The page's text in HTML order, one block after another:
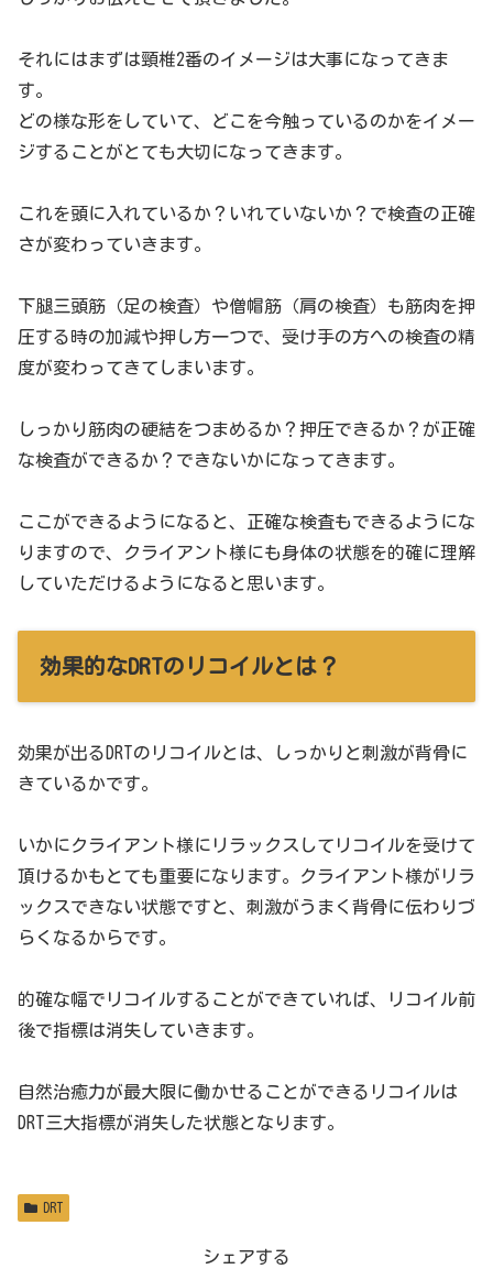
それにはまずは頸椎2番のイメージは大事になってきま
す。
どの様な形をしていて、どこを今触っているのかをイメー
ジすることがとても大切になってきます。
これを頭に入れているか？いれていないか？で検査の正確
さが変わっていきます。
下腿三頭筋（足の検査）や僧帽筋（肩の検査）も筋肉を押
圧する時の加減や押し方一つで、受け手の方への検査の精
度が変わってきてしまいます。
しっかり筋肉の硬結をつまめるか？押圧できるか？が正確
な検査ができるか？できないかになってきます。
ここができるようになると、正確な検査もできるようにな
りますので、クライアント様にも身体の状態を的確に理解
していただけるようになると思います。
効果的なDRTのリコイルとは？
効果が出るDRTのリコイルとは、しっかりと刺激が背骨に
きているかです。
いかにクライアント様にリラックスしてリコイルを受けて
頂けるかもとても重要になります。クライアント様がリラ
ックスできない状態ですと、刺激がうまく背骨に伝わりづ
らくなるからです。
的確な幅でリコイルすることができていれば、リコイル前
後で指標は消失していきます。
自然治癒力が最大限に働かせることができるリコイルは
DRT三大指標が消失した状態となります。
DRT
シェアする